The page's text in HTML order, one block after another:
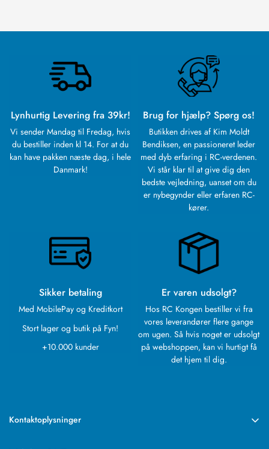
Lynhurtig Levering fra 39kr!
Vi sender Mandag til Fredag, hvis
du bestiller inden kl 14. For at du
kan have pakken næste dag, i hele
Danmark!
Brug for hjælp? Spørg os!
Butikken drives af Kim Moldt
Bendiksen, en passioneret leder
med dyb erfaring i RC-verdenen.
Vi står klar til at give dig den
bedste vejledning, uanset om du
er nybegynder eller erfaren RC-
kører.
Sikker betaling
Med MobilePay og Kreditkort
Stort lager og butik på Fyn!
+10.000 kunder
Er varen udsolgt?
Hos RC Kongen bestiller vi fra
vores leverandører flere gange
om ugen. Så hvis noget er udsolgt
på webshoppen, kan vi hurtigt få
det hjem til dig.
Kontaktoplysninger